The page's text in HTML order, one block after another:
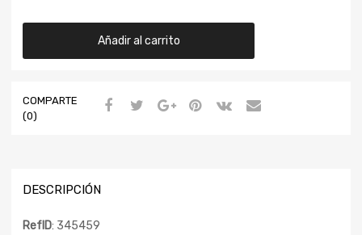
Añadir al carrito
COMPARTE
(0)
DESCRIPCIÓN
RefID: 345459